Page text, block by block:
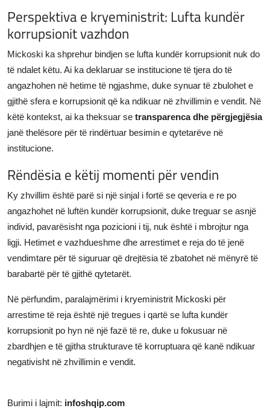
Perspektiva e kryeministrit: Lufta kundër
korrupsionit vazhdon
Mickoski ka shprehur bindjen se lufta kundër korrupsionit nuk do
të ndalet këtu. Ai ka deklaruar se institucione të tjera do të
angazhohen në hetime të ngjashme, duke synuar të zbulohet e
gjithë sfera e korrupsionit që ka ndikuar në zhvillimin e vendit. Në
këtë kontekst, ai ka theksuar se transparenca dhe përgjegjësia
janë thelësore për të rindërtuar besimin e qytetarëve në
institucione.
Rëndësia e këtij momenti për vendin
Ky zhvillim është parë si një sinjal i fortë se qeveria e re po
angazhohet në luftën kundër korrupsionit, duke treguar se asnjë
individ, pavarësisht nga pozicioni i tij, nuk është i mbrojtur nga
ligji. Hetimet e vazhdueshme dhe arrestimet e reja do të jenë
vendimtare për të siguruar që drejtësia të zbatohet në mënyrë të
barabartë për të gjithë qytetarët.
Në përfundim, paralajmërimi i kryeministrit Mickoski për
arrestime të reja është një tregues i qartë se lufta kundër
korrupsionit po hyn në një fazë të re, duke u fokusuar në
zbardhjen e të gjitha strukturave të korruptuara që kanë ndikuar
negativisht në zhvillimin e vendit.
Burimi i lajmit: infoshqip.com